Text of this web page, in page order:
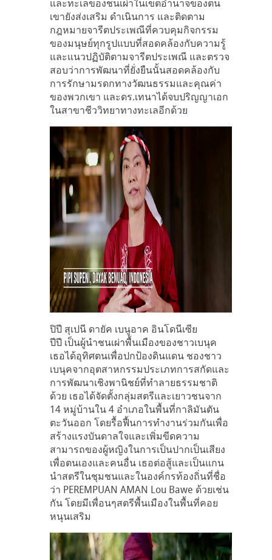
และทะเลของชนเผ่าในเขตอำนาจของตน
เขายังส่งเสริม ดำเนินการ และติดตาม
กฎหมายจารีตประเพณีที่ควบคุมกิจกรรม
ของมนุษย์ทุกรูปแบบที่สอดคล้องกับความรู้
และแนวปฏิบัติตามจารีตประเพณี และตรวจ
สอบว่าการพัฒนาที่ยั่งยืนนั้นสอดคล้องกับ
การรักษามรดกทางวัฒนธรรมและคุณค่า
ของพวกเขา และดร.เทนาได้จบปริญญาเอก
ในสาขาชีววิทยาทางทะเลอีกด้วย
ปิปี สุเปนี ดายัค เบนูอาค อินโดนีเซีย
ปีปี เป็นผู้นำชนเผ่าพื้นเมืองของชาวเบนุค
เธอได้อุทิศตนเพื่อปกป้องดินแดน ชองชาว
เบนุคจากอุตสาหกรรมประเภทการสกัดและ
การพัฒนาเชิงพานิชย์ที่ทำลายธรรมชาติ
ด้วย เธอได้จัดตั้งกลุ่มสตรีและเยาวชนจาก
14 หมู่บ้านใน 4 อำเภอในพื้นที่กาลิมันตัน
ตะวันออก โดยรื้อฟื้นการทำงานร่วมกันเพื่อ
สร้างแรงบันดาลใจและเพิ่มขีดความ
สามารถของผู้หญิงในการเป็นปากเป็นเสียง
เพื่อตนเองและคนอื่น เธอต่อสู้และเป็นแกน
นำสตรีในชุมชนและในองค์กรท้องถิ่นที่ชื่อ
ว่า PEREMPUAN AMAN Lou Bawe ด้วยเช่น
กัน โดยมีเพื่อนๆสตรีพื้นเมืองในพื้นที่คอย
หนุนเสริม